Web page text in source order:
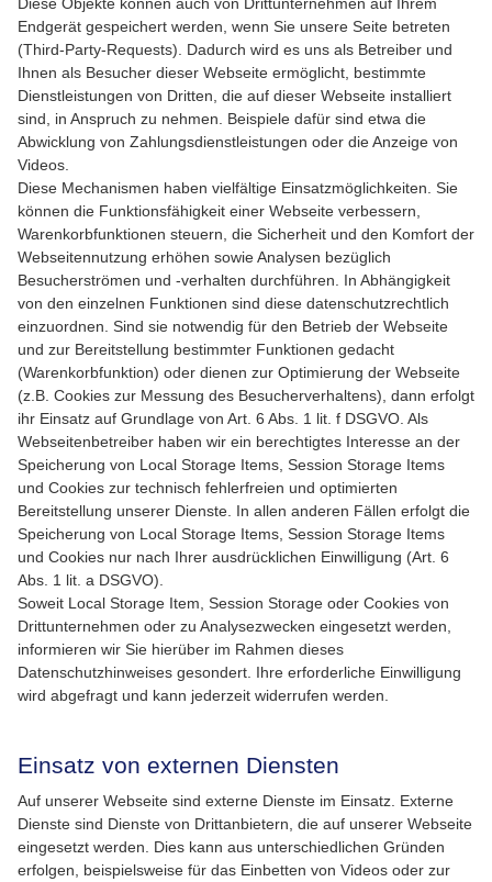
Endgerät gespeichert werden, wenn Sie unsere Seite betreten
(Third-Party-Requests). Dadurch wird es uns als Betreiber und
Ihnen als Besucher dieser Webseite ermöglicht, bestimmte
Dienstleistungen von Dritten, die auf dieser Webseite installiert
sind, in Anspruch zu nehmen. Beispiele dafür sind etwa die
Abwicklung von Zahlungsdienstleistungen oder die Anzeige von
Videos.
Diese Mechanismen haben vielfältige Einsatzmöglichkeiten. Sie
können die Funktionsfähigkeit einer Webseite verbessern,
Warenkorbfunktionen steuern, die Sicherheit und den Komfort der
Webseitennutzung erhöhen sowie Analysen bezüglich
Besucherströmen und -verhalten durchführen. In Abhängigkeit
von den einzelnen Funktionen sind diese datenschutzrechtlich
einzuordnen. Sind sie notwendig für den Betrieb der Webseite
und zur Bereitstellung bestimmter Funktionen gedacht
(Warenkorbfunktion) oder dienen zur Optimierung der Webseite
(z.B. Cookies zur Messung des Besucherverhaltens), dann erfolgt
ihr Einsatz auf Grundlage von Art. 6 Abs. 1 lit. f DSGVO. Als
Webseitenbetreiber haben wir ein berechtigtes Interesse an der
Speicherung von Local Storage Items, Session Storage Items
und Cookies zur technisch fehlerfreien und optimierten
Bereitstellung unserer Dienste. In allen anderen Fällen erfolgt die
Speicherung von Local Storage Items, Session Storage Items
und Cookies nur nach Ihrer ausdrücklichen Einwilligung (Art. 6
Abs. 1 lit. a DSGVO).
Soweit Local Storage Item, Session Storage oder Cookies von
Drittunternehmen oder zu Analysezwecken eingesetzt werden,
informieren wir Sie hierüber im Rahmen dieses
Datenschutzhinweises gesondert. Ihre erforderliche Einwilligung
wird abgefragt und kann jederzeit widerrufen werden.
Einsatz von externen Diensten
Auf unserer Webseite sind externe Dienste im Einsatz. Externe
Dienste sind Dienste von Drittanbietern, die auf unserer Webseite
eingesetzt werden. Dies kann aus unterschiedlichen Gründen
erfolgen, beispielsweise für das Einbetten von Videos oder zur